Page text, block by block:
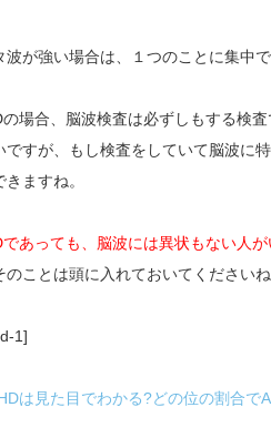
波が強い場合は、１つのことに集中
の場合、脳波検査は必ずしもする検
ですが、もし検査をしていて脳波に
ますね。
であっても、脳波には異状もない人が
のことは頭に入れておいてくださいね
1]
は見た目でわかる?どの位の割合で